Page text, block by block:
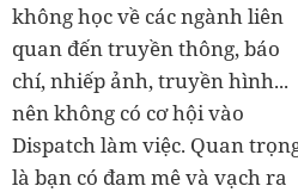
không học về các ngành liên
quan đến truyền thông, báo
chí, nhiếp ảnh, truyền hình...
nên không có cơ hội vào
Dispatch làm việc. Quan
là bạn có đam mê và vạch ra